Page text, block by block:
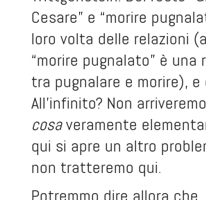
Cesare” e “morire
loro volta delle relazioni
“morire pugnalato” è una
tra pugnalare e morire),
All’infinito? Non
cosaveramente
qui si apre un altro
non tratteremo qui.
Potremmo dire allora che,